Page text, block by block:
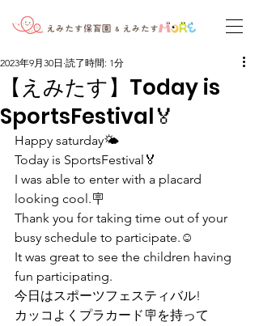
【えみたす】Today is
SportsFestival🏅
2023年9月30日 読了時間: 1分
Happy saturday🌤
Today is SportsFestival🏅
I was able to enter with a placard
looking cool.🪧
Thank you for taking time out of your
busy schedule to participate.☺️
It was great to see the children having
fun participating.
今日はスポーツフェスティバル!
カッコよくプラカード🪧を持って